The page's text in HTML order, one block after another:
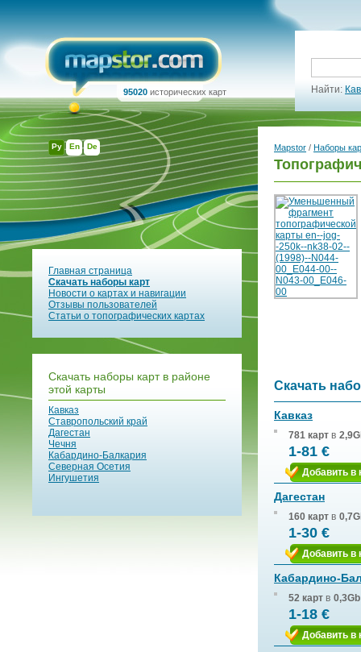
Ру En De
95020 исторических карт Найти:
Главная страница
Скачать наборы карт
Новости о картах и навигации
Отзывы пользователей
Статьи о топографических картах
Скачать наборы карт в районе
этой карты
Кавказ
Ставропольский край
Дагестан
Чечня
Кабардино-Балкария
Северная Осетия
Ингушетия
Mapstor / Наборы
Скачать
Кавказ
781 карт в
1-81 €
Добавить в
Дагестан
160 карт в
1-30 €
Добавить в
Кабардино-
52 карт в 0,3Gb
1-18 €
Добавить в